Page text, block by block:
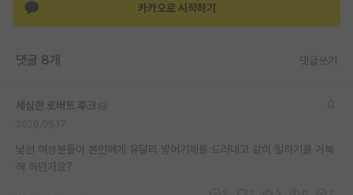
카카오로 시작하기
댓글 8개 댓글쓰기
세심한 로버트 후크
낯선 여성분들이 본인에게 유달리 방어기제를 드러내고 같이 일하기를 거북
해 하던가요?